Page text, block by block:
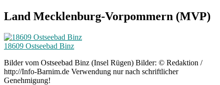
Land Mecklenburg-Vorpommern (MVP)
18609 Ostseebad Binz
Bilder vom Ostseebad Binz (Insel Rügen) Bilder: © Redaktion /
http://Info-Barnim.de Verwendung nur nach schriftlicher
Genehmigung!